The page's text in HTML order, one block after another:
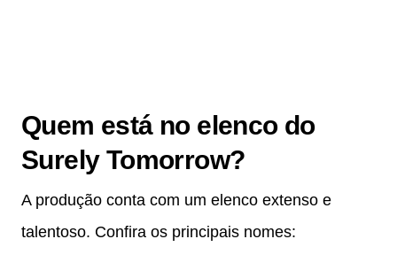
Quem está no elenco do
Surely Tomorrow?
A produção conta com um elenco extenso e
talentoso. Confira os principais nomes: